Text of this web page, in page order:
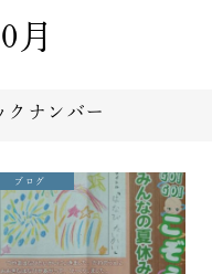
月
ブログ
クナンバー